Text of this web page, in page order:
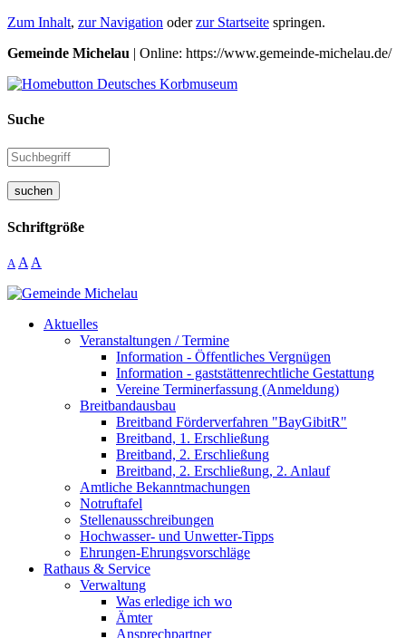
Zum Inhalt, zur Navigation oderzur Startseite springen.
Gemeinde Michelau | Online: https://www.gemeinde-michelau.de/
Suche
suchen
Schriftgröße
A A A
Aktuelles
Veranstaltungen / Termine
Information - Öffentliches Vergnügen
Information - gaststättenrechtliche Gestattung
Vereine Terminerfassung (Anmeldung)
Breitbandausbau
Breitband Förderverfahren "BayGibitR"
Breitband, 1. Erschließung
Breitband, 2. Erschließung
Breitband, 2. Erschließung, 2. Anlauf
Amtliche Bekanntmachungen
Notruftafel
Stellenausschreibungen
Hochwasser- und Unwetter-Tipps
Ehrungen-Ehrungsvorschläge
Rathaus & Service
Verwaltung
Was erledige ich wo
Ämter
Ansprechpartner